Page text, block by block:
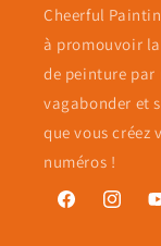
Cheerful
à promouvoir
de peinture par
vagabonder et
que vous
numéros !
Facebook